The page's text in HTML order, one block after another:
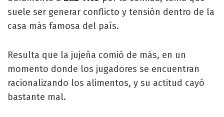
suele ser generar conflicto y tensión dentro de la
casa más famosa del país.
Resulta que la jujeña comió de más, en un
momento donde los jugadores se encuentran
racionalizando los alimentos, y su actitud cayó
bastante mal.